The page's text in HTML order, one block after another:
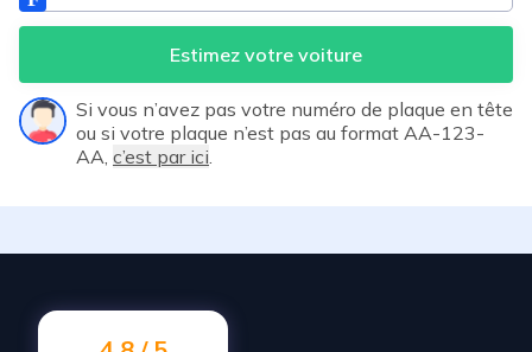
Estimez votre voiture
Si vous n’avez pas votre numéro de plaque en tête
ou si votre plaque n’est pas au format AA-123-
AA, c’est par ici.